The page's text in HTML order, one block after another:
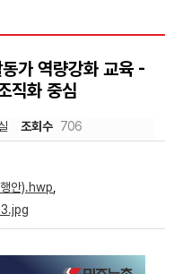
가 역량강화 교육 -
직화 중심
조회수 706
행안).hwp
북5